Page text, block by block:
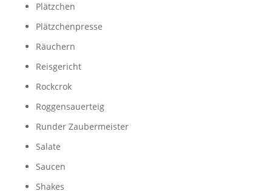
Plätzchen
Plätzchenpresse
Räuchern
Reisgericht
Rockcrok
Roggensauerteig
Runder Zaubermeister
Salate
Saucen
Shakes